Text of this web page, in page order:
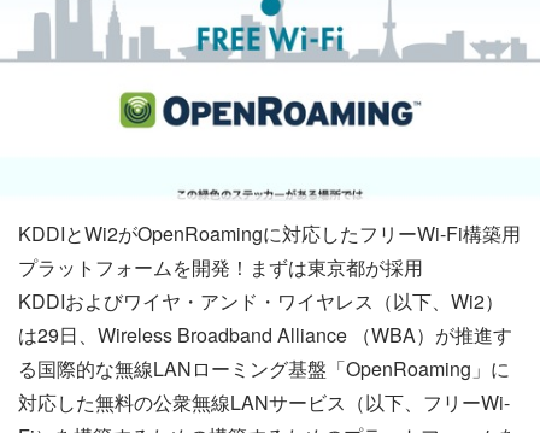
KDDIとWi2がOpenRoamingに対応したフリーWi-Fi構築用
プラットフォームを開発！まずは東京都が採用
KDDIおよびワイヤ・アンド・ワイヤレス（以下、Wi2）
は29日、Wireless Broadband Alliance （WBA）が推進す
る国際的な無線LANローミング基盤「OpenRoaming」に
対応した無料の公衆無線LANサービス（以下、フリーWi-